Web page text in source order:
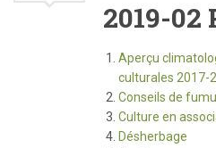
2019-02
Aperçu
culturales 2017-
Conseils de
Culture en
Désherbage